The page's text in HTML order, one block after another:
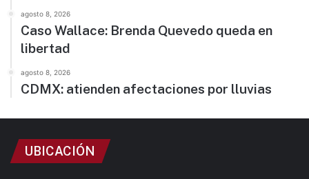
agosto 8, 2026
Caso Wallace: Brenda Quevedo queda en
libertad
agosto 8, 2026
CDMX: atienden afectaciones por lluvias
UBICACIÓN